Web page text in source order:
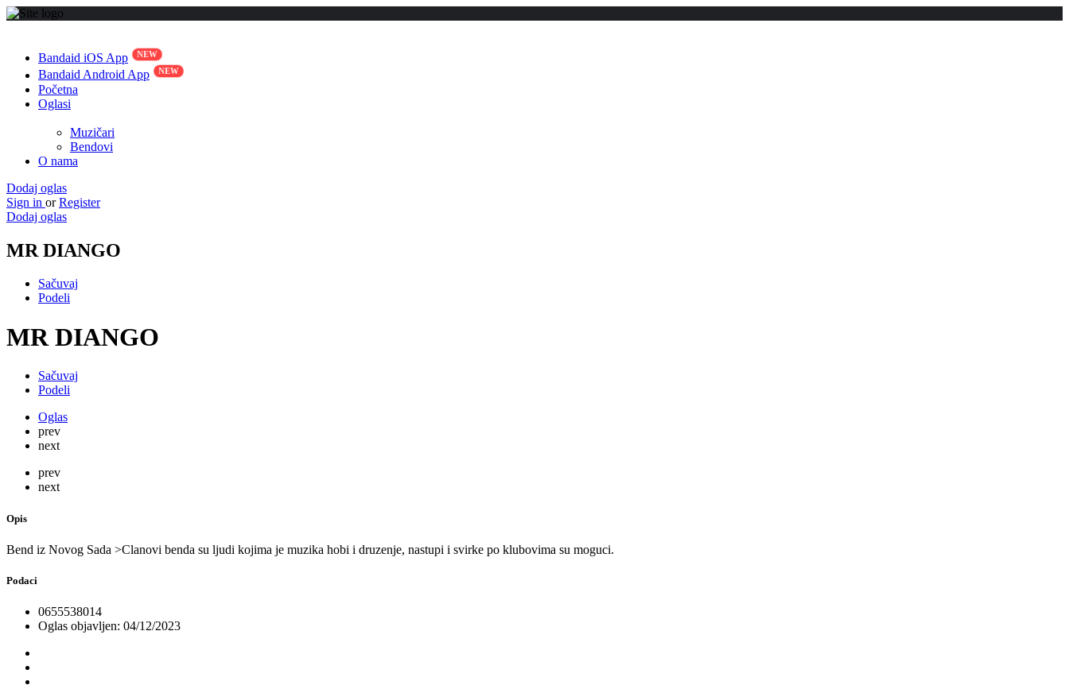
Bandaid iOS App
Bandaid Android App
Početna
Oglasi
Muzičari
Bendovi
O nama
Dodaj oglas
Sign in or Register
Dodaj oglas
MR DIANGO
Sačuvaj
Podeli
MR DIANGO
Sačuvaj
Podeli
Oglas
prev
next
prev
next
Opis
Bend iz Novog Sada >Clanovi benda su ljudi kojima je muzika hobi i druzenje, nastupi i svirke po klubovima su moguci.
Podaci
0655538014
Oglas objavljen: 04/12/2023